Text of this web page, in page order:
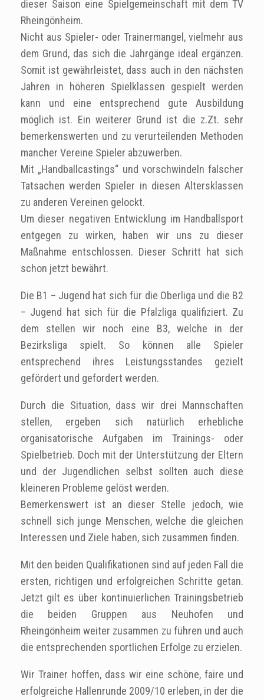
dieser Saison eine Spielgemeinschaft mit dem TV
Rheingönheim.
Nicht aus Spieler- oder Trainermangel, vielmehr aus
dem Grund, das sich die Jahrgänge ideal ergänzen.
Somit ist gewährleistet, dass auch in den nächsten
Jahren in höheren Spielklassen gespielt werden
kann und eine entsprechend gute Ausbildung
möglich ist. Ein weiterer Grund ist die z.Zt. sehr
bemerkenswerten und zu verurteilenden Methoden
mancher Vereine Spieler abzuwerben.
Mit „Handballcastings“ und vorschwindeln falscher
Tatsachen werden Spieler in diesen Altersklassen
zu anderen Vereinen gelockt.
Um dieser negativen Entwicklung im Handballsport
entgegen zu wirken, haben wir uns zu dieser
Maßnahme entschlossen. Dieser Schritt hat sich
schon jetzt bewährt.
Die B1 – Jugend hat sich für die Oberliga und die B2
– Jugend hat sich für die Pfalzliga qualifiziert. Zu
dem stellen wir noch eine B3, welche in der
Bezirksliga spielt. So können alle Spieler
entsprechend ihres Leistungsstandes gezielt
gefördert und gefordert werden.
Durch die Situation, dass wir drei Mannschaften
stellen, ergeben sich natürlich erhebliche
organisatorische Aufgaben im Trainings- oder
Spielbetrieb. Doch mit der Unterstützung der Eltern
und der Jugendlichen selbst sollten auch diese
kleineren Probleme gelöst werden.
Bemerkenswert ist an dieser Stelle jedoch, wie
schnell sich junge Menschen, welche die gleichen
Interessen und Ziele haben, sich zusammen finden.
Mit den beiden Qualifikationen sind auf jeden Fall die
ersten, richtigen und erfolgreichen Schritte getan.
Jetzt gilt es über kontinuierlichen Trainingsbetrieb
die beiden Gruppen aus Neuhofen und
Rheingönheim weiter zusammen zu führen und auch
die entsprechenden sportlichen Erfolge zu erzielen.
Wir Trainer hoffen, dass wir eine schöne, faire und
erfolgreiche Hallenrunde 2009/10 erleben, in der die